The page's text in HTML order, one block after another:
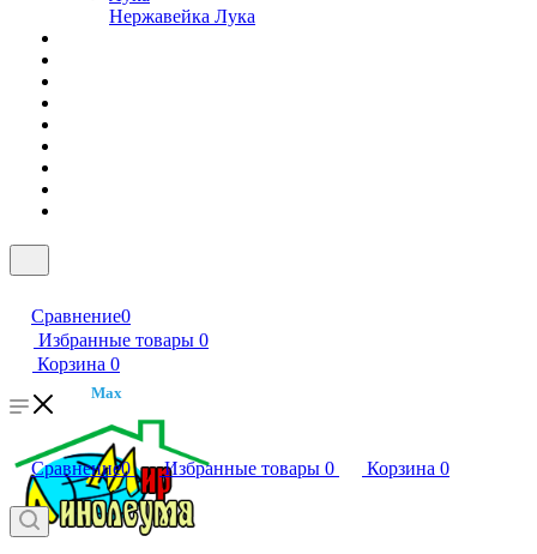
Нержавейка Лука
Сравнение0
Избранные товары 0
Корзина 0
Max
Сравнение0 Избранные товары 0 Корзина 0